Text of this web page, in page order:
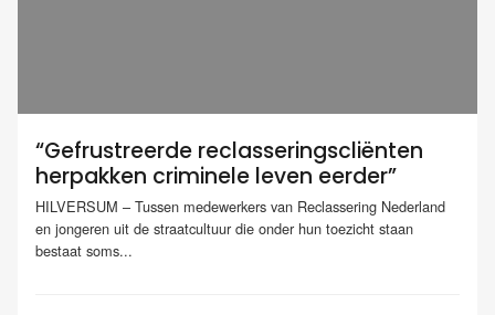
“Gefrustreerde reclasseringscliënten
herpakken criminele leven eerder”
HILVERSUM – Tussen medewerkers van Reclassering Nederland
en jongeren uit de straatcultuur die onder hun toezicht staan
bestaat soms...